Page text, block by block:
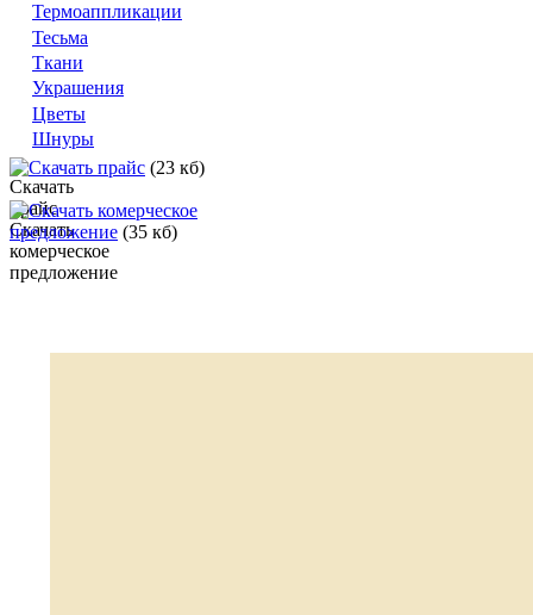
Термоаппликации
Тесьма
Ткани
Украшения
Цветы
Шнуры
Скачать прайс (23 кб)
Скачать комерческое
предложение (35 кб)